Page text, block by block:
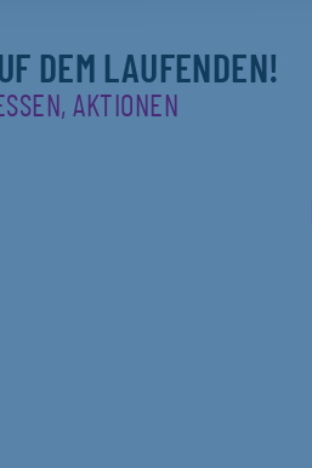
DEM LAUFENDEN!
AKTIONEN